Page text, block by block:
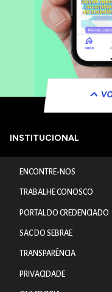
INSTITUCIONAL
ENCONTRE-NOS
TRABALHE CONOSCO
PORTAL DO CREDENCIADO
SAC DO SEBRAE
TRANSPARÊNCIA
PRIVACIDADE